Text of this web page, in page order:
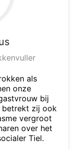
als
onze
bij
betrekt zij ook
vergroot
over het
Tiel.